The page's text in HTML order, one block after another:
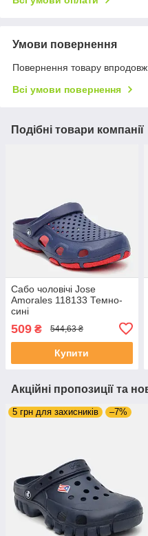
Умови повернення
Повернення товару
Всі умови повернення
Подібні товари компанії
Сабо чоловічі Jose
Amorales 118133 Темно-
сині
509 ₴ 544,63 ₴
Купити
Акційні пропозиції та
5 грн для захисників –7%